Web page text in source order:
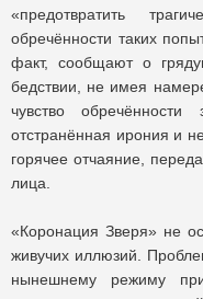
«предотвратить
обречённости таких
факт, сообщают о
бедствии, не имея
чувство
отстранённая ирония и
горячее отчаяние,
лица.
«Коронация Зверя» не
живучих иллюзий.
нынешнему режиму